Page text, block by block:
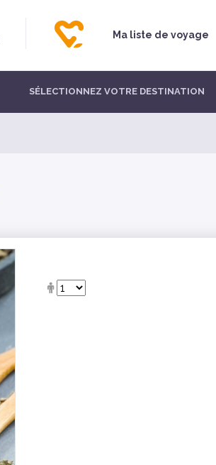
Ma liste de voyage
SÉLECTIONNEZ VOTRE DESTINATION